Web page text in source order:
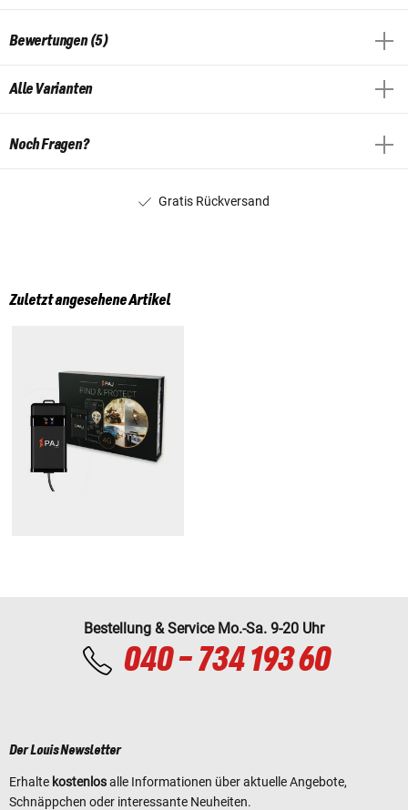
Bewertungen (5)
Alle Varianten
Noch Fragen?
Gratis Rückversand
Zuletzt angesehene Artikel
Bestellung & Service Mo.-Sa. 9-20 Uhr
040 - 734 193 60
Der Louis Newsletter
Erhalte kostenlosalle Informationen über aktuelle Angebote,
Schnäppchen oder interessante Neuheiten.